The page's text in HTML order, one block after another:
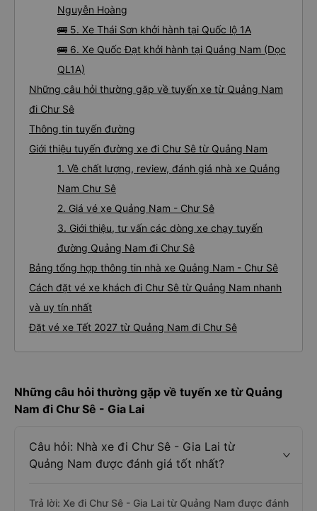
Nguyễn Hoàng
🚌 5. Xe Thái Sơn khởi hành tại Quốc lộ 1A
🚌 6. Xe Quốc Đạt khởi hành tại Quảng Nam (Dọc
QL1A)
Những câu hỏi thường gặp về tuyến xe từ Quảng Nam
đi Chư Sê
Thông tin tuyến đường
Giới thiệu tuyến đường xe đi Chư Sê từ Quảng Nam
1. Về chất lượng, review, đánh giá nhà xe Quảng
Nam Chư Sê
2. Giá vé xe Quảng Nam - Chư Sê
3. Giới thiệu, tư vấn các dòng xe chạy tuyến
đường Quảng Nam đi Chư Sê
Bảng tổng hợp thông tin nhà xe Quảng Nam - Chư Sê
Cách đặt vé xe khách đi Chư Sê từ Quảng Nam nhanh
và uy tín nhất
Đặt vé xe Tết 2027 từ Quảng Nam đi Chư Sê
Những câu hỏi thường gặp về tuyến xe từ Quảng
Nam đi Chư Sê - Gia Lai
Câu hỏi: Nhà xe đi Chư Sê - Gia Lai từ
Quảng Nam được đánh giá tốt nhất?
Trả lời: Xe đi Chư Sê - Gia Lai từ Quảng Nam được đánh